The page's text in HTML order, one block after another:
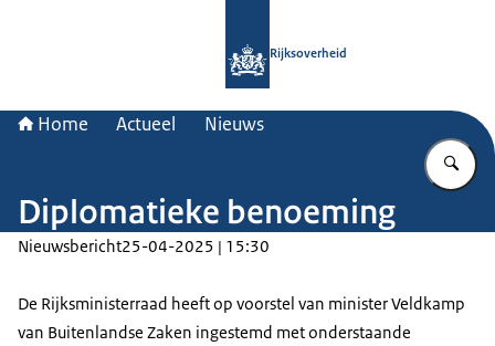
Rijksoverheid
Home Actueel Nieuws
Diplomatieke benoeming
Nieuwsbericht25-04-2025 | 15:30
De Rijksministerraad heeft op voorstel van minister Veldkamp
van Buitenlandse Zaken ingestemd met onderstaande